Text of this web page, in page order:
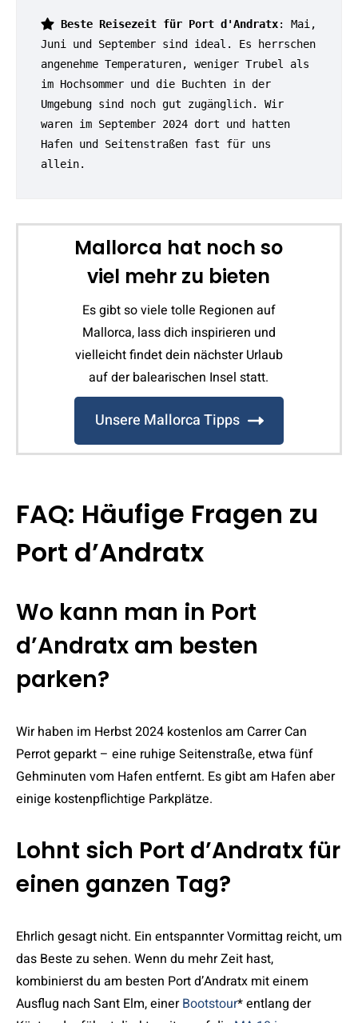
Beste Reisezeit für Port d'Andratx: Mai,
Juni und September sind ideal. Es herrschen
angenehme Temperaturen, weniger Trubel als
im Hochsommer und die Buchten in der
Umgebung sind noch gut zugänglich. Wir
waren im September 2024 dort und hatten
Hafen und Seitenstraßen fast für uns
allein.
Mallorca hat noch so
viel mehr zu bieten
Es gibt so viele tolle Regionen auf
Mallorca, lass dich inspirieren und
vielleicht findet dein nächster Urlaub
auf der balearischen Insel statt.
Unsere Mallorca Tipps
FAQ: Häufige Fragen zu
Port d’Andratx
Wo kann man in Port
d’Andratx am besten
parken?
Wir haben im Herbst 2024 kostenlos am Carrer Can
Perrot geparkt – eine ruhige Seitenstraße, etwa fünf
Gehminuten vom Hafen entfernt. Es gibt am Hafen aber
einige kostenpflichtige Parkplätze.
Lohnt sich Port d’Andratx für
einen ganzen Tag?
Ehrlich gesagt nicht. Ein entspannter Vormittag reicht, um
das Beste zu sehen. Wenn du mehr Zeit hast,
kombinierst du am besten Port d’Andratx mit einem
Ausflug nach Sant Elm, einerBootstour* entlang der